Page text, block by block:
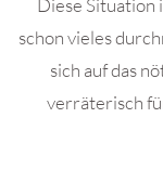
Diese Situation
schon vieles
sich auf das
verräterisch